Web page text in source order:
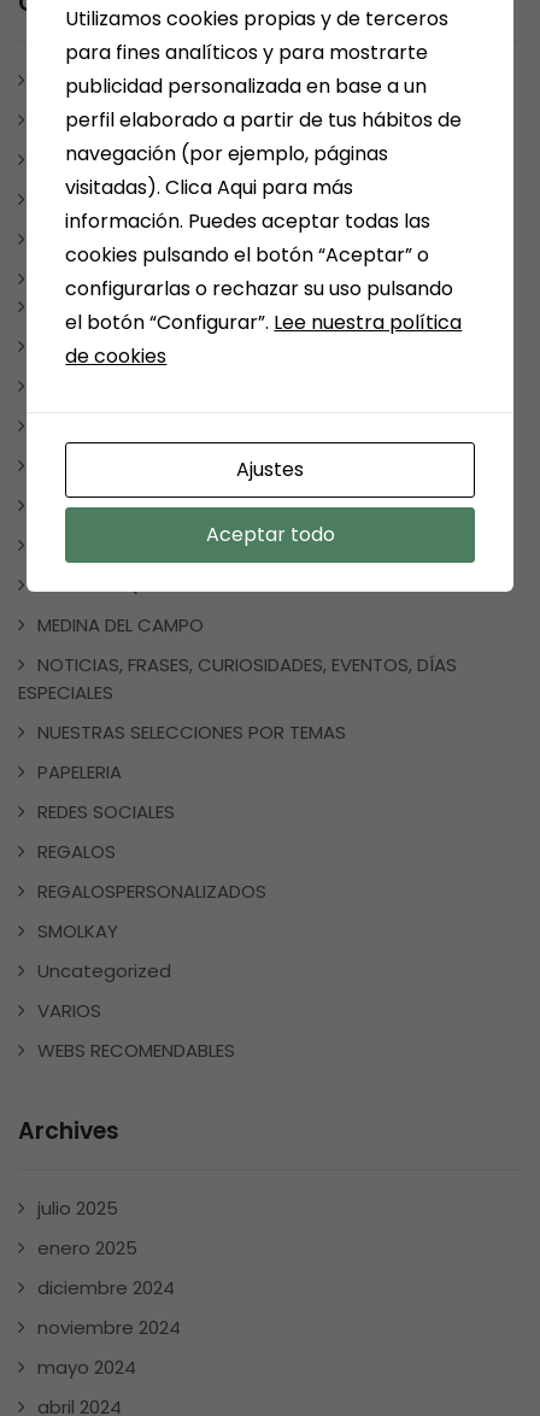
ARÉVALO
ARTÍCULOS Y ESCRITOS
BONO CULTURAL
ESCRITORES MEDINENSES Y AFINES
LIBROS
CUADERNOS DE VACACIONES
LIBROS DE COCINA
LITERATURA FANTÁSTICA
LITERATURA ROMÁNTICA
MEDINA DEL CAMPO
NOTICIAS, FRASES, CURIOSIDADES, EVENTOS, DÍAS
ESPECIALES
NUESTRAS SELECCIONES POR TEMAS
PAPELERIA
REDES SOCIALES
REGALOS
REGALOSPERSONALIZADOS
SMOLKAY
Uncategorized
VARIOS
WEBS RECOMENDABLES
Archives
julio 2025
enero 2025
diciembre 2024
noviembre 2024
mayo 2024
abril 2024
Utilizamos cookies propias y de terceros
para fines analíticos y para mostrarte
publicidad personalizada en base a un
perfil elaborado a partir de tus hábitos de
navegación (por ejemplo, páginas
visitadas). Clica Aqui para más
información. Puedes aceptar todas las
cookies pulsando el botón “Aceptar” o
configurarlas o rechazar su uso pulsando
el botón “Configurar”. Lee nuestra política
de cookies
Ajustes
Aceptar todo